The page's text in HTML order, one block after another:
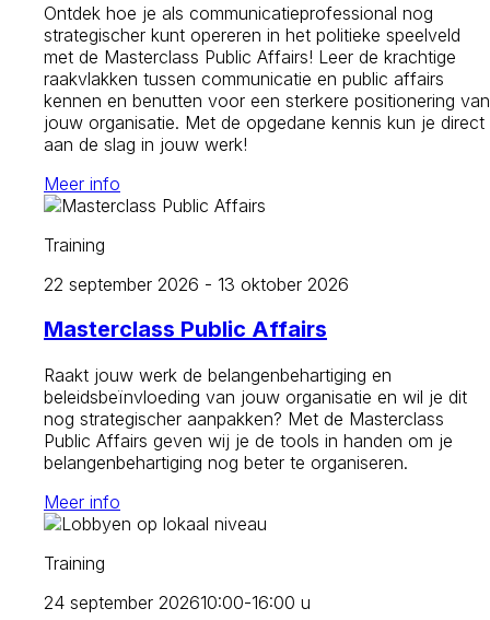
Ontdek hoe je als communicatieprofessional nog
strategischer kunt opereren in het politieke speelveld
met de Masterclass Public Affairs! Leer de krachtige
raakvlakken tussen communicatie en public affairs
kennen en benutten voor een sterkere positionering van
jouw organisatie. Met de opgedane kennis kun je direct
aan de slag in jouw werk!
Meer info
Training
22 september 2026 - 13 oktober 2026
Masterclass Public Affairs
Raakt jouw werk de belangenbehartiging en
beleidsbeïnvloeding van jouw organisatie en wil je dit
nog strategischer aanpakken? Met de Masterclass
Public Affairs geven wij je de tools in handen om je
belangenbehartiging nog beter te organiseren.
Meer info
Training
24 september 202610:00-16:00 u